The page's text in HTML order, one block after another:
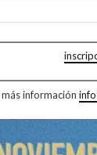
más información